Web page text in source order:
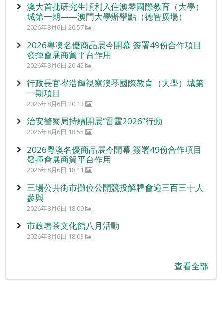
澳大首批研究生順利入住澳琴國際教育（大學）
城第一期——澳門大學辦學點（德智廣場）
2026年8月6日 20:57
2026粵澳名優商品展今開幕 簽署49份合作項目
發揮會展商貿平台作用
2026年8月6日 20:45
行政長官岑浩輝視察澳琴國際教育（大學）城第
一期項目
2026年8月6日 20:13
治安警察局持續開展“雷霆2026”行動
2026年8月6日 18:55
2026粵澳名優商品展今開幕 簽署49份合作項目
發揮會展商貿平台作用
2026年8月6日 18:11
三場公共街市攤位公開競投解釋會逾三百三十人
參與
2026年8月6日 18:09
市政署茶文化館八月活動
2026年8月6日 18:03
查看全部